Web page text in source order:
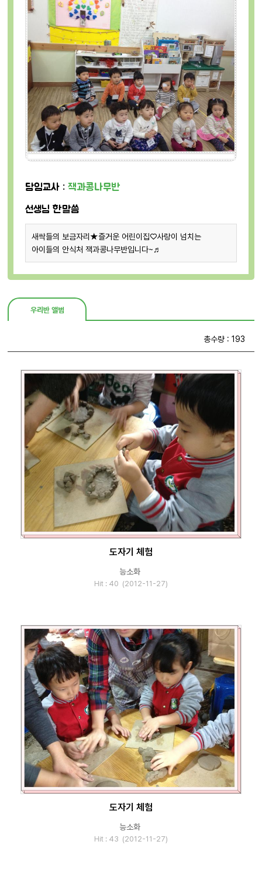
담임교사 :잭과콩나무반
선생님 한말씀
새싹들의 보금자리★즐거운 어린이집♡사랑이 넘치는
아이들의 안식처 잭과콩나무반입니다~♬
우리반 앨범
총수량 : 193
도자기 체험
능소화
Hit : 40 (2012-11-27)
도자기 체험
능소화
Hit : 43 (2012-11-27)